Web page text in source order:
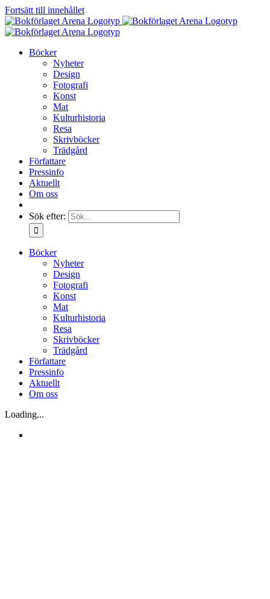
Fortsätt till innehållet
Böcker
Nyheter
Design
Fotografi
Konst
Mat
Kulturhistoria
Resa
Skrivböcker
Trädgård
Författare
Pressinfo
Aktuellt
Om oss
Sök efter:
Böcker
Nyheter
Design
Fotografi
Konst
Mat
Kulturhistoria
Resa
Skrivböcker
Trädgård
Författare
Pressinfo
Aktuellt
Om oss
Loading...